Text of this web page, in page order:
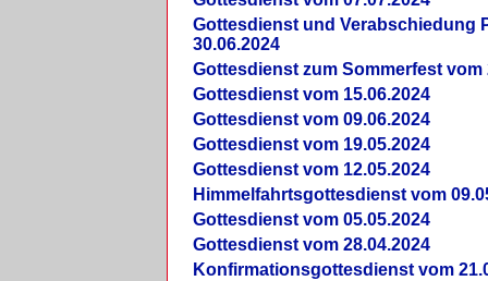
Gottesdienst und Verabschiedung
30.06.2024
Gottesdienst zum Sommerfest vom
Gottesdienst vom 15.06.2024
Gottesdienst vom 09.06.2024
Gottesdienst vom 19.05.2024
Gottesdienst vom 12.05.2024
Himmelfahrtsgottesdienst vom
Gottesdienst vom 05.05.2024
Gottesdienst vom 28.04.2024
Konfirmationsgottesdienst vom